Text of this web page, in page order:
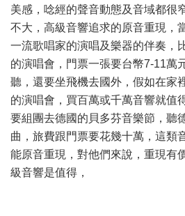
美感，唸經的聲音動態及音域都很
不大，高級音響追求的原音重現，
一流歌唱家的演唱及樂器的伴奏，
的演唱會，門票一張要台幣7-11萬
聽，還要坐飛機去國外，假如在家
的演唱會，買百萬或千萬音響就值
要組團去德國的貝多芬音樂節，聽
曲，旅費跟門票要花幾十萬，這類
能原音重現，對他們來說，重現有
級音響是值得，